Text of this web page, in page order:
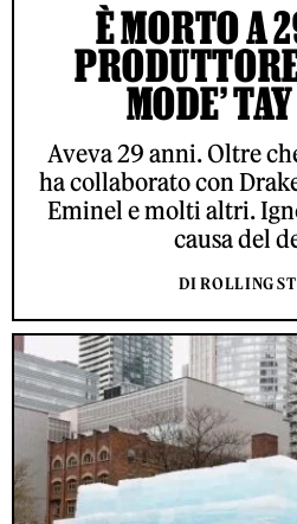
È MORTO A
MODE’
Aveva 29 anni. Oltre
ha collaborato con
Eminel e molti altri.
causa del
DI ROLLING